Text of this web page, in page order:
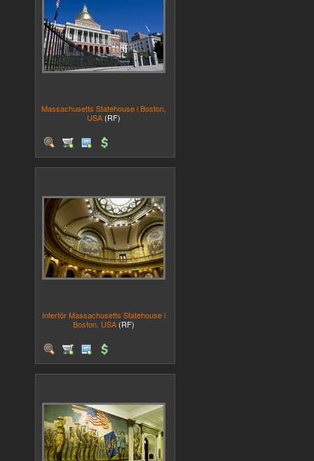
Massachusetts Statehouse i Boston,
USA (RF)
Intertör Massachusetts Statehouse i
Boston, USA (RF)